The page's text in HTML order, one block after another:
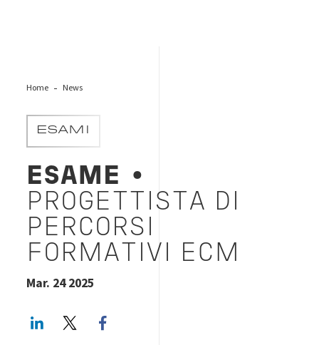
Home News
ESAMI
ESAME
•
PROGETTISTA DI
PERCORSI
FORMATIVI ECM
Mar. 24 2025
LinkedInTwitter